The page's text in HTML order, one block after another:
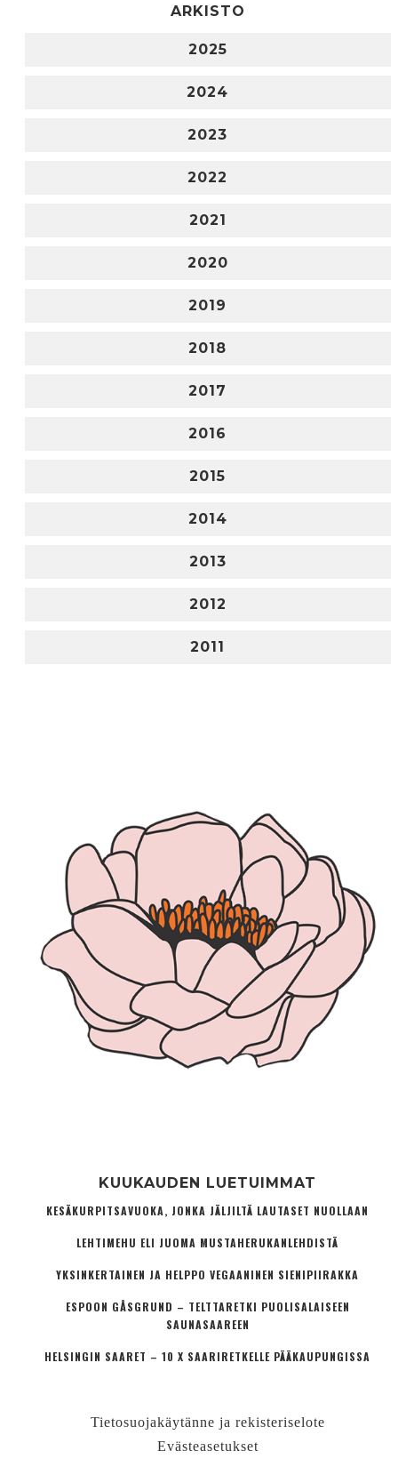
ARKISTO
2025
2024
2023
2022
2021
2020
2019
2018
2017
2016
2015
2014
2013
2012
2011
KUUKAUDEN LUETUIMMAT
KESÄKURPITSAVUOKA, JONKA JÄLJILTÄ LAUTASET NUOLLAAN
LEHTIMEHU ELI JUOMA MUSTAHERUKANLEHDISTÄ
YKSINKERTAINEN JA HELPPO VEGAANINEN SIENIPIIRAKKA
ESPOON GÅSGRUND – TELTTARETKI PUOLISALAISEEN
SAUNASAAREEN
HELSINGIN SAARET – 10 X SAARIRETKELLE PÄÄKAUPUNGISSA
Tietosuojakäytänne ja rekisteriselote
Evästeasetukset